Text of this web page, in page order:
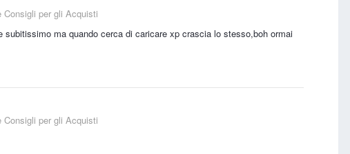
Consigli per gli Acquisti
ma quando cerca di caricare xp crascia lo stesso,boh ormai
Consigli per gli Acquisti